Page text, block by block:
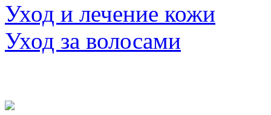
Уход и лечение кожи
Уход за волосами